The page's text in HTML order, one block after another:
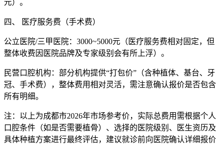
元）。
四、 医疗服务费（手术费）
公立医院/三甲医院：3000~5000元（医疗服务费相对固定，但
整体收费因医院品牌及专家级别会有所上浮）。
民营口腔机构：部分机构提供“打包价”（含种植体、基台、牙
冠、手术费），整体费用相对灵活，需注意确认报价是否包含
所有明细。
注：以上为成都市2026年市场参考价，实际总费用需根据个人
口腔条件（如是否需要植骨）、选择的医院级别、医生资历及
具体种植方案进行最终评估，建议就诊前向医院确认详细报价